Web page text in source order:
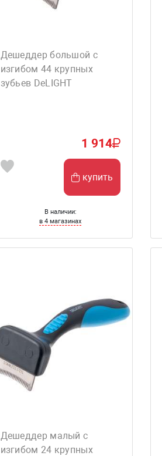
Дешеддер большой с
изгибом 44 крупных
зубьев DeLIGHT
1 914
купить
В наличии:
в 4 магазинах
Дешеддер малый с
изгибом 24 крупных